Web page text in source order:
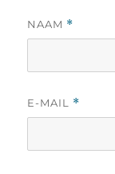
NAAM *
E-MAIL *